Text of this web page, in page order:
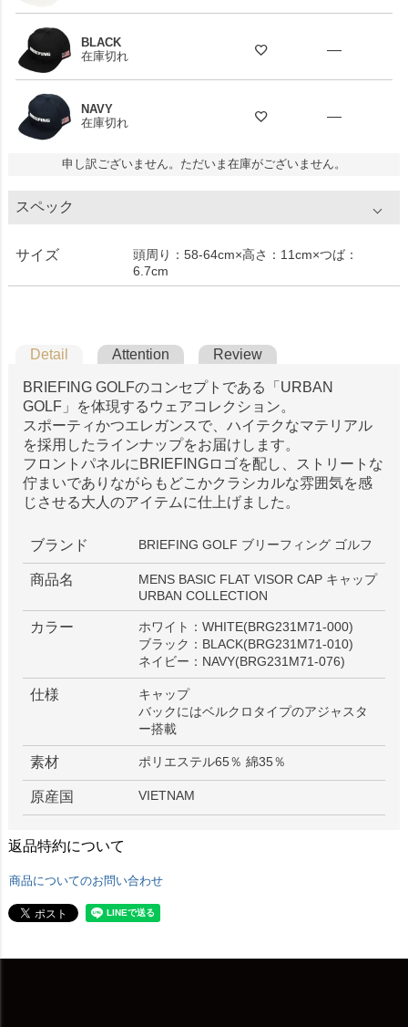
BLACK
在庫切れ
—
NAVY
在庫切れ
—
申し訳ございません。ただいま在庫がございません。
スペック
サイズ
頭周り：58-64cm×高さ：11cm×つば：
6.7cm
Detail Attention Review
BRIEFING GOLFのコンセプトである「URBAN
GOLF」を体現するウェアコレクション。
スポーティかつエレガンスで、ハイテクなマテリアル
を採用したラインナップをお届けします。
フロントパネルにBRIEFINGロゴを配し、ストリートな
佇まいでありながらもどこかクラシカルな雰囲気を感
じさせる大人のアイテムに仕上げました。
ブランド BRIEFING GOLF ブリーフィング ゴルフ
商品名
MENS BASIC FLAT VISOR CAP キャップ
URBAN COLLECTION
カラー
ホワイト：WHITE(BRG231M71-000)
ブラック：BLACK(BRG231M71-010)
ネイビー：NAVY(BRG231M71-076)
仕様
キャップ
バックにはベルクロタイプのアジャスタ
ー搭載
素材 ポリエステル65％ 綿35％
原産国 VIETNAM
返品特約について
商品についてのお問い合わせ